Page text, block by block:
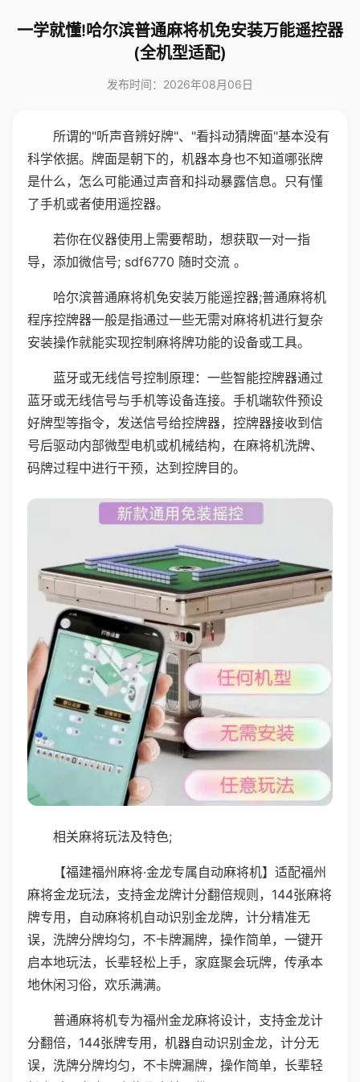
一学就懂!哈尔滨普通麻将机免安装万能遥控器
(全机型适配)
发布时间：2026年08月06日
所谓的"听声音辨好牌"、"看抖动猜牌面"基本没有
科学依据。牌面是朝下的，机器本身也不知道哪张牌
是什么，怎么可能通过声音和抖动暴露信息。只有懂
了手机或者使用遥控器。
若你在仪器使用上需要帮助，想获取一对一指
导，添加微信号; sdf6770 随时交流 。
哈尔滨普通麻将机免安装万能遥控器;普通麻将机
程序控牌器一般是指通过一些无需对麻将机进行复杂
安装操作就能实现控制麻将牌功能的设备或工具。
蓝牙或无线信号控制原理：一些智能控牌器通过
蓝牙或无线信号与手机等设备连接。手机端软件预设
好牌型等指令，发送信号给控牌器，控牌器接收到信
号后驱动内部微型电机或机械结构，在麻将机洗牌、
码牌过程中进行干预，达到控牌目的。
相关麻将玩法及特色;
【福建福州麻将·金龙专属自动麻将机】适配福州
麻将金龙玩法，支持金龙牌计分翻倍规则，144张麻将
牌专用，自动麻将机自动识别金龙牌，计分精准无
误，洗牌分牌均匀，不卡牌漏牌，操作简单，一键开
启本地玩法，长辈轻松上手，家庭聚会玩牌，传承本
地休闲习俗，欢乐满满。
普通麻将机专为福州金龙麻将设计，支持金龙计
分翻倍，144张牌专用，机器自动识别金龙，计分无
误，洗牌分牌均匀，不卡牌漏牌，操作简单，长辈轻